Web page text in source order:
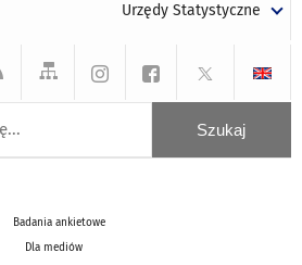
tekst
czarnym
tekst
czarnym
tekst
żółtym
Urzędy Statystyczne
Badania ankietowe
Dla mediów